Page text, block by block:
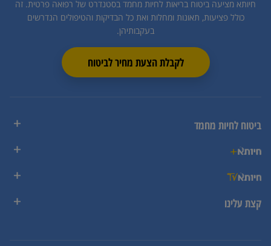
חיותא מציעה ביטוח בריאות לחיות מחמד בסטנדרט של רפואה פרטית. זה
כולל פציעות, תאונות ומחלות ואת כל הבדיקות והטיפולים הנדרשים
בעקבותיהן.
לקבלת הצעת מחיר לביטוח
ביטוח לחיות מחמד
קצת עלינו